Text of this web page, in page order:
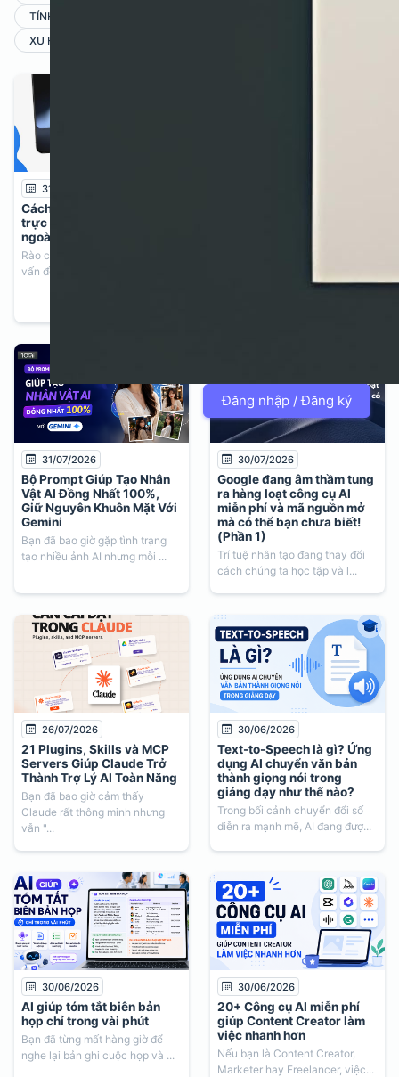
Đăng nhập / Đăng ký
TÍNH NĂNG DỊCH THUẬT TÀI LIỆU
XU HƯỚNG & TIN TỨC AI
31/07/2026
Cách dùng AI nói chuyện
trực tiếp với người nước
ngoài (Gemini Live)
Rào cản ngôn ngữ không còn là
vấn đề quá lớn khi AI ngày ...
Sau 5 công cụ đầu tiên, chắc
31/07/2026
Bộ Prompt Giúp Tạo Nhân
Vật AI Đồng Nhất 100%,
Giữ Nguyên Khuôn Mặt Với
Gemini
Bạn đã bao giờ gặp tình trạng
tạo nhiều ảnh AI nhưng mỗi ...
30/07/2026
Google đang âm thầm tung
ra hàng loạt công cụ AI
miễn phí và mã nguồn mở
mà có thể bạn chưa biết!
(Phần 1)
Trí tuệ nhân tạo đang thay đổi
cách chúng ta học tập và l...
26/07/2026
21 Plugins, Skills và MCP
Servers Giúp Claude Trở
Thành Trợ Lý AI Toàn Năng
Bạn đã bao giờ cảm thấy
Claude rất thông minh nhưng
vẫn "...
30/06/2026
Text-to-Speech là gì? Ứng
dụng AI chuyển văn bản
thành giọng nói trong
giảng dạy như thế nào?
Trong bối cảnh chuyển đổi số
diễn ra mạnh mẽ, AI đang đượ...
30/06/2026
AI giúp tóm tắt biên bản
họp chỉ trong vài phút
Bạn đã từng mất hàng giờ để
nghe lại bản ghi cuộc họp và ...
30/06/2026
20+ Công cụ AI miễn phí
giúp Content Creator làm
việc nhanh hơn
Nếu bạn là Content Creator,
Marketer hay Freelancer, việc...